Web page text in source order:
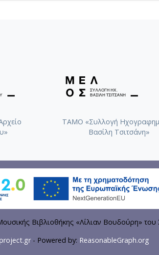
ΤΑΜΟ «Συλλογή
Βασίλη Τσιτσάνη»
Βιβλιοθήκης «Λίλιαν Βουδούρη» του
- Powered by: ReasonableGraph.org